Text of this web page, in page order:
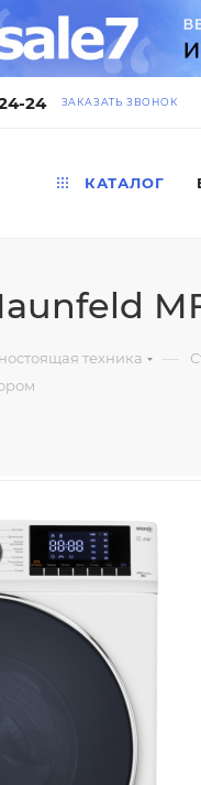
24 ЗАКАЗАТЬ ЗВОНОК
КАТАЛОГ
техника —